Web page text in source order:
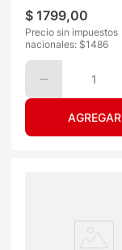
$ 1799,00
Precio sin impuestos
nacionales: $1486
1